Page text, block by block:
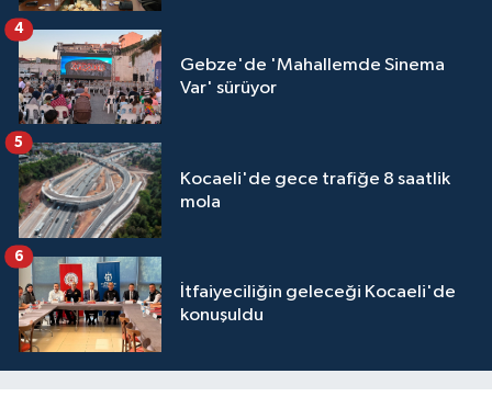
Gebze'de 'Mahallemde Sinema
Var' sürüyor
4
Kocaeli'de gece trafiğe 8 saatlik
mola
5
İtfaiyeciliğin geleceği Kocaeli'de
konuşuldu
6